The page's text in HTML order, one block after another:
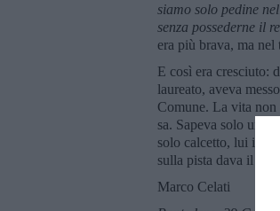
siamo solo pedine
senza possederne il
era più brava, ma nel
E così era cresciuto:
laureato, aveva
Comune. La vita non
sa. Sapeva solo una
solo calcetto, lui
sulla pista dava il
Marco Celati